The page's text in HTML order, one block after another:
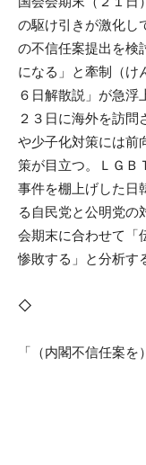
の駆け引きが激化し
の不信任案提出を検
になる」と牽制（け
６日解散説」が急浮
２３日に海外を訪
や少子化対策には前
策が目立つ。ＬＧＢ
事件を棚上げした日
る自民党と公明党の
会期末に合わせて「
惨敗する」と分析す
◇
「（内閣不信任案を